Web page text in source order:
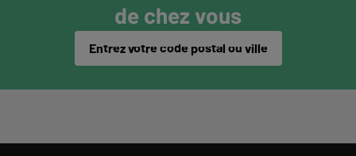
de chez vous
Entrez votre code postal ou ville